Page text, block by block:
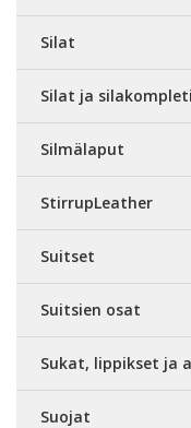
Silat
Silat ja
Silmälaput
StirrupLeather
Suitset
Suitsien osat
Sukat, lippikset ja
Suojat